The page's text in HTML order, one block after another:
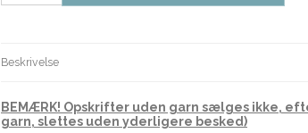
Beskrivelse
BEMÆRK! Opskrifter uden garn sælges ikke,
garn, slettes uden yderligere besked)